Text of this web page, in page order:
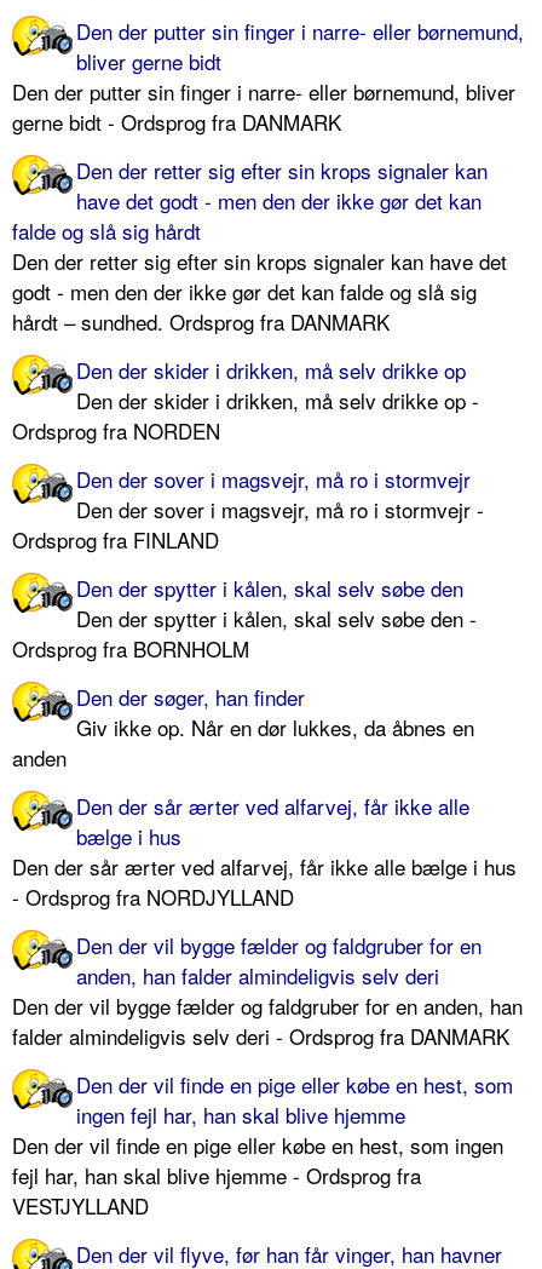
Den der putter sin finger i narre- eller børnemund,
bliver gerne bidt
Den der putter sin finger i narre- eller børnemund, bliver
gerne bidt - Ordsprog fra DANMARK
Den der retter sig efter sin krops signaler kan
have det godt - men den der ikke gør det kan
falde og slå sig hårdt
Den der retter sig efter sin krops signaler kan have det
godt - men den der ikke gør det kan falde og slå sig
hårdt – sundhed. Ordsprog fra DANMARK
Den der skider i drikken, må selv drikke op
Den der skider i drikken, må selv drikke op -
Ordsprog fra NORDEN
Den der sover i magsvejr, må ro i stormvejr
Den der sover i magsvejr, må ro i stormvejr -
Ordsprog fra FINLAND
Den der spytter i kålen, skal selv søbe den
Den der spytter i kålen, skal selv søbe den -
Ordsprog fra BORNHOLM
Den der søger, han finder
Giv ikke op. Når en dør lukkes, da åbnes en
anden
Den der sår ærter ved alfarvej, får ikke alle
bælge i hus
Den der sår ærter ved alfarvej, får ikke alle bælge i hus
- Ordsprog fra NORDJYLLAND
Den der vil bygge fælder og faldgruber for en
anden, han falder almindeligvis selv deri
Den der vil bygge fælder og faldgruber for en anden, han
falder almindeligvis selv deri - Ordsprog fra DANMARK
Den der vil finde en pige eller købe en hest, som
ingen fejl har, han skal blive hjemme
Den der vil finde en pige eller købe en hest, som ingen
fejl har, han skal blive hjemme - Ordsprog fra
VESTJYLLAND
Den der vil flyve, før han får vinger, han havner